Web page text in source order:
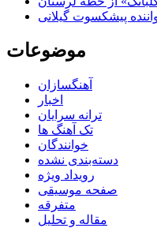
پیشکسوت گیلانی
موضوعات
آهنگسازان
اخبار
ترانه سرایان
تک آهنگ ها
خوانندگان
دسته‌بندی نشده
رویداد ویژه
صفحه موسیقی
متفرقه
مقاله و تحلیل